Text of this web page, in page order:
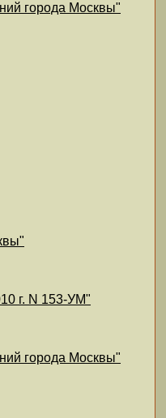
города Москвы"
г. N 153-УМ"
города Москвы"